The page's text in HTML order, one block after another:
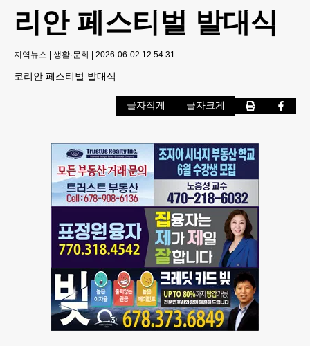
리안 페스티벌 발대식
지역뉴스 | 생활·문화 | 2026-06-02 12:54:31
코리안 페스티벌 발대식
글자작게 글자크게